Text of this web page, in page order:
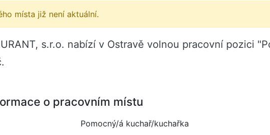
místa již není aktuální.
s.r.o. nabízí v Ostravě volnou pracovní pozici
o pracovním místu
Pomocný/á kuchař/kuchařka